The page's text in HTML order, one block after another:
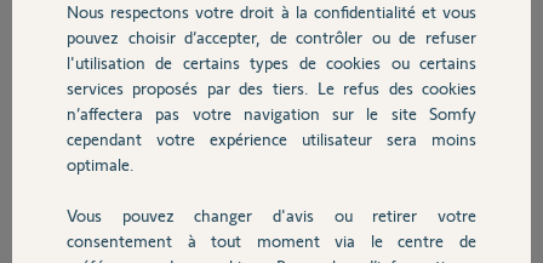
Chauffage
Autres produits
Devis avec un pro
J'ai essayé avec plusieurs téléphone pour être sur que cela ne vienne
pas d'un problème de bluethoot.
La Tahoma clignote bien en bleu lors de la tentative de recherche sur
le telephone.
Mon PIN si besoin : 2053-2682-2811
Merci d'avance de votre aide
Nous respectons votre droit à la confidentialité et vous
pouvez choisir d’accepter, de contrôler ou de refuser
l'utilisation de certains types de cookies ou certains
services proposés par des tiers. Le refus des cookies
n’affectera pas votre navigation sur le site Somfy
cependant votre expérience utilisateur sera moins
optimale.
Vous pouvez changer d'avis ou retirer votre
consentement à tout moment via le centre de